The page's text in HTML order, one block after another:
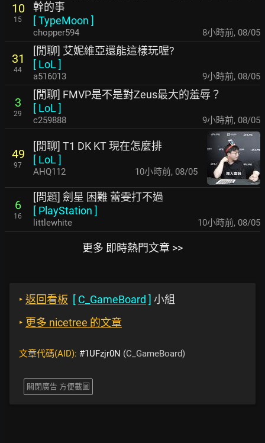
10
15
幹的事
[TypeMoon ]
chopper594 8小時前, 08/05
31
44
[閒聊] 艾妮維亞還能這樣玩喔?
[ LoL ]
a516013 9小時前, 08/05
3
29
[閒聊] FMVP是不是對Zeus最大的羞辱？
[ LoL ]
c259888 9小時前, 08/05
49
97
[閒聊] T1 DK KT 現在怎麼排
[ LoL ]
AHQ112 10小時前, 08/05
6
16
[問題] 劍星 困難 蕾雯打不過
[ PlayStation ]
littlewhite 10小時前, 08/05
更多 即時熱門文章 >>
‣ 返回看板 [ C_GameBoard ] 小組
‣ 更多 nicetree 的文章
文章代碼(AID): #1UFzjr0N (C_GameBoard)
關閉廣告 方便截圖